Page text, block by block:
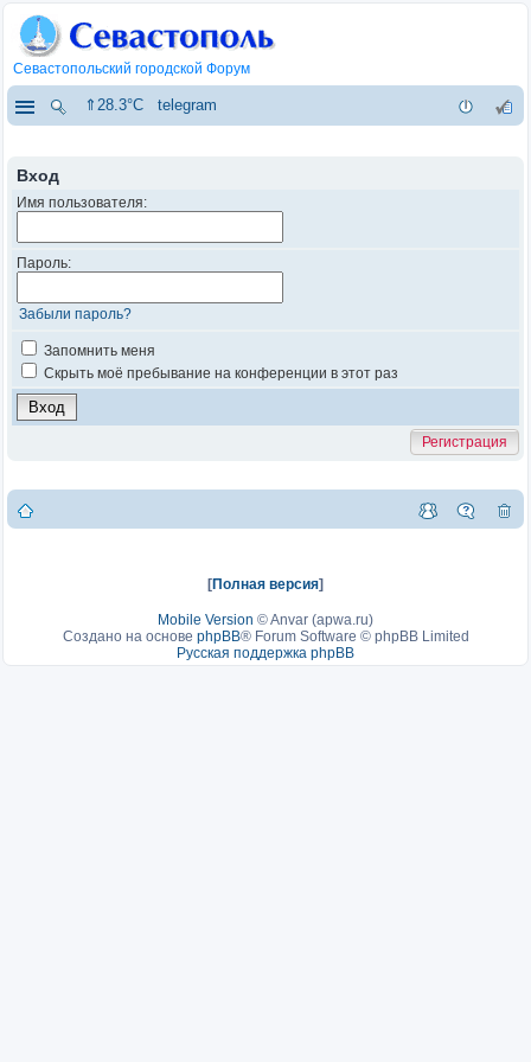
Севастопольский городской Форум
⇑28.3°C telegram
Вход
Имя пользователя:
Пароль:
Забыли пароль?
Запомнить меня
Скрыть моё пребывание на конференции в этот раз
Регистрация
[Полная версия]
Mobile Version ©Anvar (apwa.ru)
Создано на основе phpBB® Forum Software © phpBB Limited
Русская поддержка phpBB